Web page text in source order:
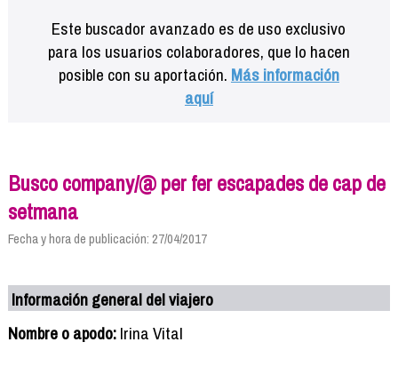
Este buscador avanzado es de uso exclusivo
para los usuarios colaboradores, que lo hacen
posible con su aportación. Más información
aquí
Busco company/@ per fer escapades de cap de
setmana
Fecha y hora de publicación: 27/04/2017
Información general del viajero
Nombre o apodo:Irina Vital